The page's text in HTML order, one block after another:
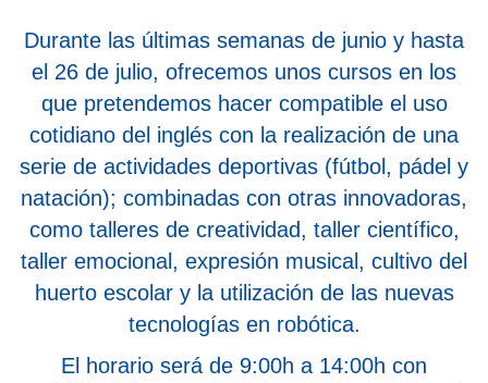
Durante las últimas semanas de junio y hasta
el 26 de julio, ofrecemos unos cursos en los
que pretendemos hacer compatible el uso
cotidiano del inglés con la realización de una
serie de actividades deportivas (fútbol, pádel y
natación); combinadas con otras innovadoras,
como talleres de creatividad, taller científico,
taller emocional, expresión musical, cultivo del
huerto escolar y la utilización de las nuevas
tecnologías en robótica.
El horario será de 9:00h a 14:00h con